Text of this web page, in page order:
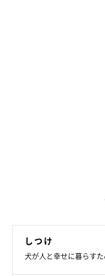
しつけ
犬が人と幸せに暮らす